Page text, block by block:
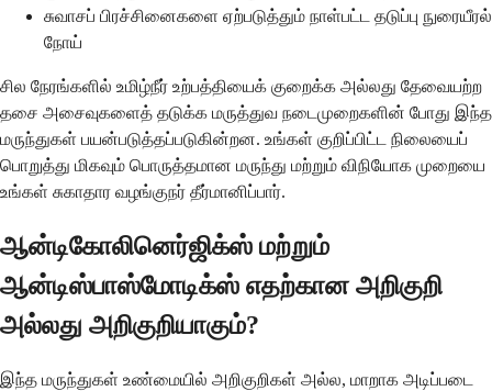
சுவாசப் பிரச்சினைகளை ஏற்படுத்தும் நாள்பட்ட தடுப்பு நுரையீரல்
நோய்
சில நேரங்களில் உமிழ்நீர் உற்பத்தியைக் குறைக்க அல்லது தேவையற்ற
தசை அசைவுகளைத் தடுக்க மருத்துவ நடைமுறைகளின் போது இந்த
மருந்துகள் பயன்படுத்தப்படுகின்றன. உங்கள் குறிப்பிட்ட நிலையைப்
பொறுத்து மிகவும் பொருத்தமான மருந்து மற்றும் விநியோக முறையை
உங்கள் சுகாதார வழங்குநர் தீர்மானிப்பார்.
ஆன்டிகோலினெர்ஜிக்ஸ் மற்றும்
ஆன்டிஸ்பாஸ்மோடிக்ஸ் எதற்கான அறிகுறி
அல்லது அறிகுறியாகும்?
இந்த மருந்துகள் உண்மையில் அறிகுறிகள் அல்ல, மாறாக அடிப்படை